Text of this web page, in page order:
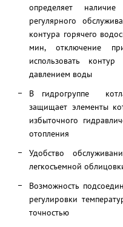
определяет
регулярного
контура горячего
мин, отключение
использовать
давлением воды
В гидрогруппе
защищает элементы
избыточного
отопления
Удобство
легкосъемной
Возможность
регулировки
точностью